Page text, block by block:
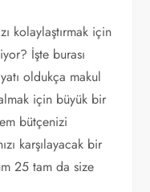
kolaylaştırmak için
İşte burası
oldukça makul
için büyük bir
bütçenizi
karşılayacak bir
25 tam da size